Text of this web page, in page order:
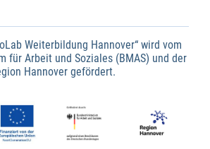
Weiterbildung Hannover“ wird vom
für Arbeit und Soziales (BMAS) und der
Hannover gefördert.